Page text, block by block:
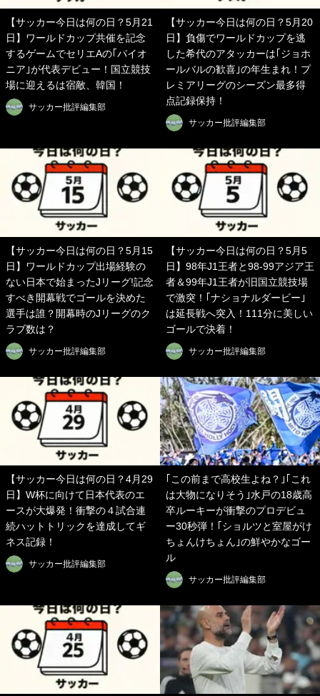
【サッカー今日は何の日？5月21
日】ワールドカップ共催を記念
するゲームでセリエAの｢パイオ
ニア｣が代表デビュー！国立競技
場に迎えるは宿敵、韓国！
サッカー批評編集部
【サッカー今日は何の日？5月20
日】負傷でワールドカップを逃
した希代のアタッカーは｢ジョホ
ールバルの歓喜｣の年生まれ！プ
レミアリーグのシーズン最多得
点記録保持！
サッカー批評編集部
【サッカー今日は何の日？5月15
日】ワールドカップ出場経験の
ない日本で始まったJリーグ!記念
すべき開幕戦でゴールを決めた
選手は誰？開幕時のJリーグのク
ラブ数は？
サッカー批評編集部
【サッカー今日は何の日？5月5
日】98年J1王者と98-99アジア王
者＆99年J1王者が旧国立競技場
で激突！｢ナショナルダービー｣
は延長戦へ突入！111分に美しい
ゴールで決着！
サッカー批評編集部
【サッカー今日は何の日？4月29
日】W杯に向けて日本代表のエ
ースが大爆発！衝撃の４試合連
続ハットトリックを達成してギ
ネス記録！
サッカー批評編集部
｢この前まで高校生よね？｣｢これ
は大物になりそう｣水戸の18歳高
卒ルーキーが衝撃のプロデビュ
ー30秒弾！｢ショルツと室屋がけ
ちょんけちょん｣の鮮やかなゴー
ル
サッカー批評編集部